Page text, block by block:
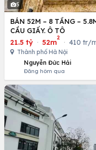
5
BÁN 52M – 8 TẦNG –
CẦU GIẤY. Ô TÔ
21.5 tỷ · 52m
2
· 410 tr/
Thành phố Hà Nội
Nguyễn Đức Hải
Đăng hôm qua